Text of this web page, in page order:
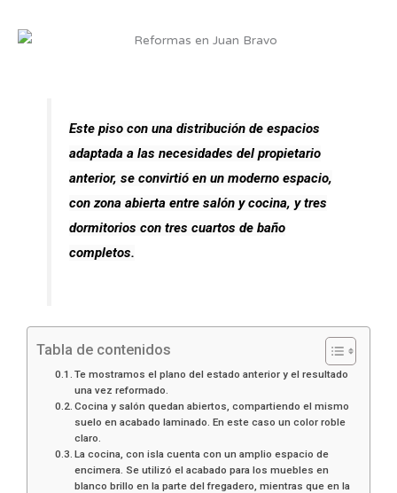
Este piso con una distribución de espacios
adaptada a las necesidades del propietario
anterior, se convirtió en un moderno espacio,
con zona abierta entre salón y cocina, y tres
dormitorios con tres cuartos de baño
completos.
Tabla de contenidos
Te mostramos el plano del estado anterior y el resultado
una vez reformado.
Cocina y salón quedan abiertos, compartiendo el mismo
suelo en acabado laminado. En este caso un color roble
claro.
La cocina, con isla cuenta con un amplio espacio de
encimera. Se utilizó el acabado para los muebles en
blanco brillo en la parte del fregadero, mientras que en la